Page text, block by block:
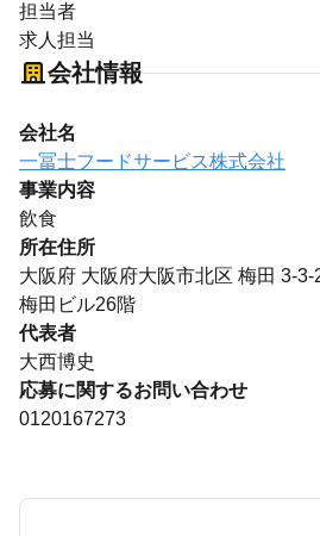
担当者
求人担当
会社情報
会社名
一冨士フードサービス株式会社
事業内容
飲食
所在住所
大阪府 大阪府大阪市北区 梅田 3-
梅田ビル26階
代表者
大西博史
応募に関するお問い合わせ
0120167273